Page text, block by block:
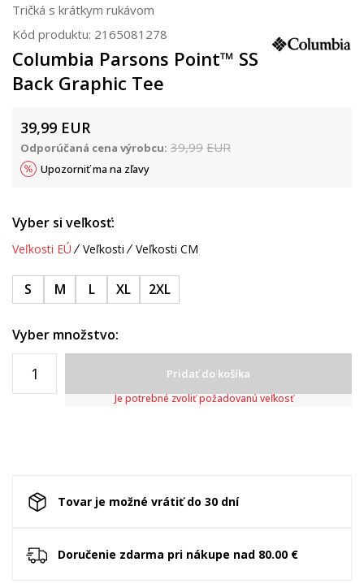
Tričká s krátkym rukávom
Kód produktu: 2165081278
Columbia Parsons Point™ SS
Back Graphic Tee
39,99 EUR
Odporúčaná cena výrobcu: 39,99 EUR
Upozorniť ma na zľavy
Vyber si veľkosť:
Veľkosti EÚ Veľkosti Veľkosti CM
S M L XL 2XL
Vyber množstvo:
Pridať do košíka
Je potrebné zvoliť požadovanú veľkosť
Tovar je možné vrátiť do 30 dní
Doručenie zdarma pri nákupe nad 80.00 €